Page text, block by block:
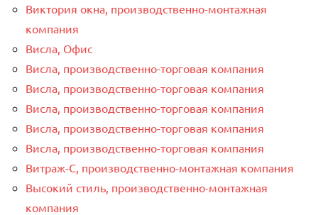
Виктория окна, производственно-монтажная
компания
Висла, Офис
Висла, производственно-торговая компания
Висла, производственно-торговая компания
Висла, производственно-торговая компания
Висла, производственно-торговая компания
Висла, производственно-торговая компания
Витраж-С, производственно-монтажная компания
Высокий стиль, производственно-монтажная
компания